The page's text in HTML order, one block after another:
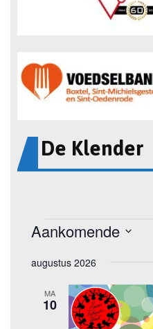
De Klender